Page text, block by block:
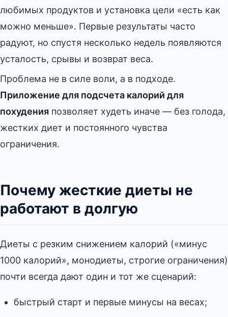
любимых продуктов и установка цели «есть как
можно меньше». Первые результаты часто
радуют, но спустя несколько недель появляются
усталость, срывы и возврат веса.
Проблема не в силе воли, а в подходе.
Приложение для подсчета калорий для
похудения позволяет худеть иначе — без голода,
жестких диет и постоянного чувства
ограничения.
Почему жесткие диеты не
работают в долгую
Диеты с резким снижением калорий («минус
1000 калорий», монодиеты, строгие ограничения)
почти всегда дают один и тот же сценарий:
быстрый старт и первые минусы на весах;